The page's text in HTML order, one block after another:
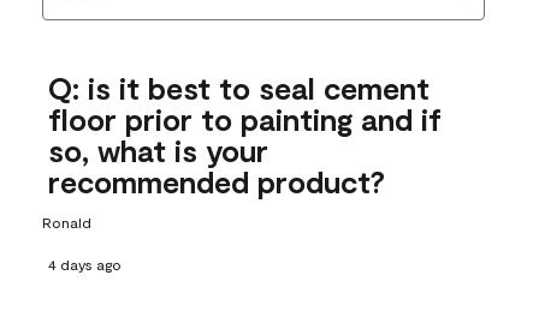
Q: is it best to seal cement
floor prior to painting and if
so, what is your
recommended product?
Ronald
4 days ago